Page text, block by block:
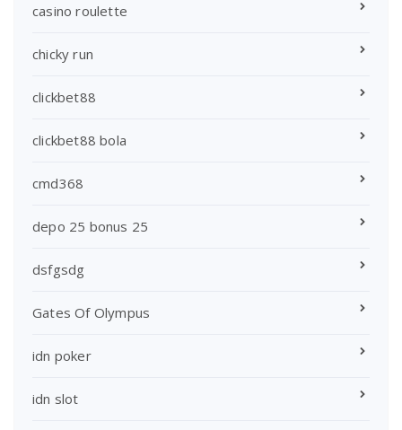
casino roulette
chicky run
clickbet88
clickbet88 bola
cmd368
depo 25 bonus 25
dsfgsdg
Gates Of Olympus
idn poker
idn slot